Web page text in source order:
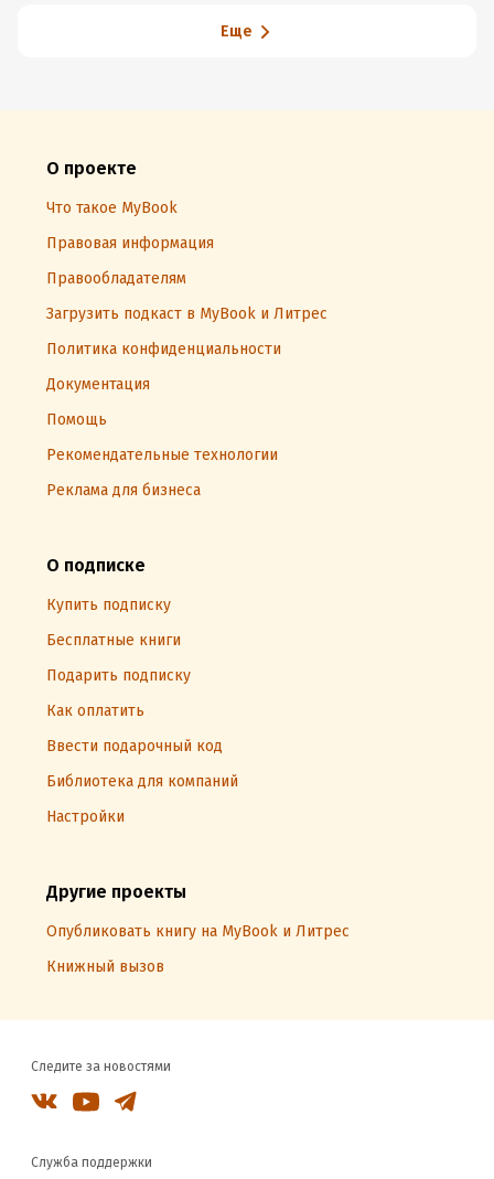
Еще
О проекте
Что такое MyBook
Правовая информация
Правообладателям
Загрузить подкаст в MyBook и Литрес
Политика конфиденциальности
Документация
Помощь
Рекомендательные технологии
Реклама для бизнеса
О подписке
Купить подписку
Бесплатные книги
Подарить подписку
Как оплатить
Ввести подарочный код
Библиотека для компаний
Настройки
Другие проекты
Опубликовать книгу на MyBook и Литрес
Книжный вызов
Следите за новостями
Служба поддержки